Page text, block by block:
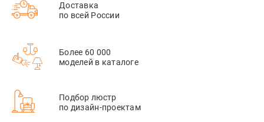
Доставка
по всей России
Более 60 000
моделей в каталоге
Подбор люстр
по дизайн-проектам